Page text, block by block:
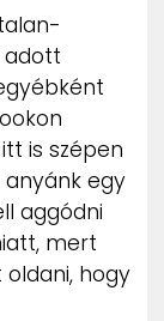
adott
is szépen
anyánk egy
aggódni
mert
hogy